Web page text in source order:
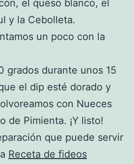
el queso blanco, el
y la Cebolleta.
un poco con la
grados durante unos 15
el dip esté dorado y
con Nueces
de Pimienta. ¡Y listo!
que puede servir
Receta de fideos